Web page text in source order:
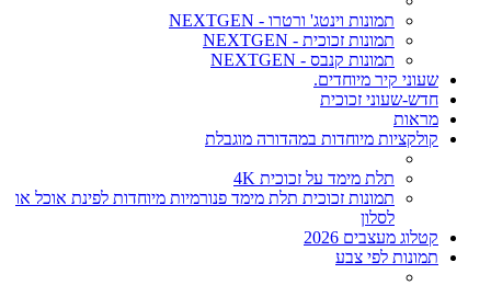
תמונות וינטג' ורטרו - NEXTGEN
תמונות זכוכית - NEXTGEN
תמונות קנבס - NEXTGEN
שעוני קיר מיוחדים.
חדש-שעוני זכוכית
מראות
קולקציות מיוחדות במהדורה מוגבלת
תלת מימד על זכוכית 4K
תמונות זכוכית תלת מימד פנורמיות מיוחדות לפינת אוכל או
לסלון
קטלוג מעצבים 2026
תמונות לפי צבע